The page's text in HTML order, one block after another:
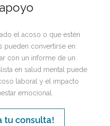
el acoso o que estén
pueden convertirse en
con un informe de un
en salud mental puede
laboral y el impacto
emocional.
tu consulta!